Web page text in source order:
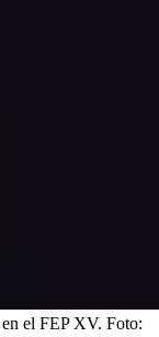
el FEP XV. Foto: